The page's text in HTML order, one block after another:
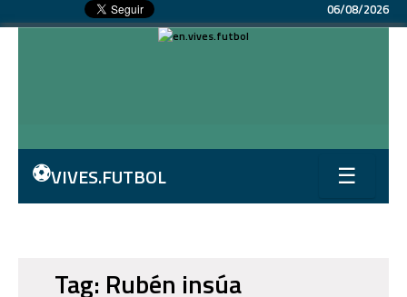
06/08/2026
⚽VIVES.FUTBOL ☰
Tag: Rubén insúa